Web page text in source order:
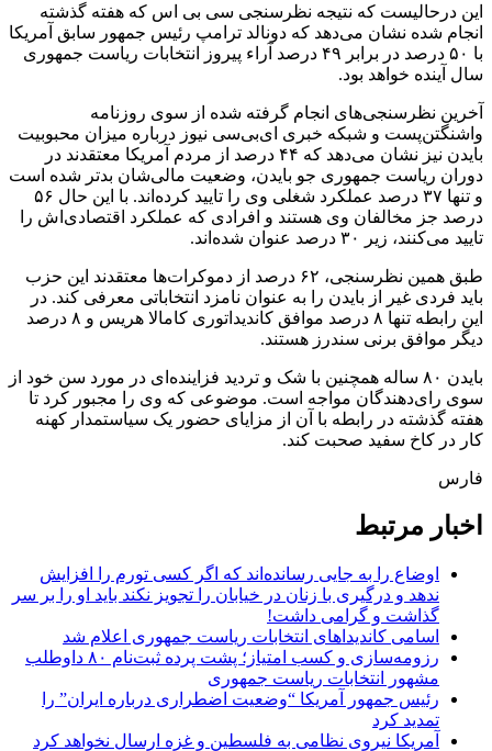
این درحالیست که نتیجه نظرسنجی سی بی اس که هفته گذشته
انجام شده نشان می‌دهد که دونالد ترامپ رئیس جمهور سابق آمریکا
با ۵۰ درصد در برابر ۴۹ درصد آراء پیروز انتخابات ریاست جمهوری
سال آینده خواهد بود.
آخرین نظرسنجی‌های انجام گرفته شده از سوی روزنامه
واشنگتن‌پست و شبکه خبری ای‌بی‌سی نیوز درباره میزان محبوبیت
بایدن نیز نشان می‌دهد که ۴۴ درصد از مردم آمریکا معتقدند در
دوران ریاست جمهوری جو بایدن، وضعیت مالی‌شان بدتر شده است
و تنها ۳۷ درصد عملکرد شغلی وی را تایید کرده‌اند. با این حال ۵۶
درصد جز مخالفان وی هستند و افرادی که عملکرد اقتصادی‌اش را
تایید می‌کنند، زیر ۳۰ درصد عنوان شده‌اند.
طبق همین نظرسنجی، ۶۲ درصد از دموکرات‌ها معتقدند این حزب
باید فردی غیر از بایدن را به عنوان نامزد انتخاباتی معرفی کند. در
این رابطه تنها ۸ درصد موافق کاندیداتوری کامالا هریس و ۸ درصد
دیگر موافق برنی سندرز هستند.
بایدن ۸۰ ساله همچنین با شک و تردید فزاینده‌ای در مورد سن خود از
سوی رای‌دهندگان مواجه است. موضوعی که وی را مجبور کرد تا
هفته گذشته در رابطه با آن از مزایای حضور یک سیاستمدار کهنه
کار در کاخ سفید صحبت کند.
فارس
اخبار مرتبط
اوضاع را به جایی رسانده‌اند که اگر کسی تورم را افزایش
ندهد و درگیری با زنان در خیابان را تجویز نکند باید او را بر سر
گذاشت و گرامی داشت!
اسامی کاندیداهای انتخابات ریاست جمهوری اعلام شد
رزومه‌سازی و کسب امتیاز؛ پشت پرده ثبت‌نام ۸۰ داوطلب
مشهور انتخابات ریاست جمهوری
رئیس جمهور آمریکا “وضعیت اضطراری درباره ایران” را
تمدید کرد
آمریکا نیروی نظامی به فلسطین و غزه ارسال نخواهد کرد